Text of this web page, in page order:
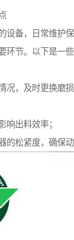
设备，日常维护
环节。以下是一
况，及时更换磨损
响出料效率；
的松紧度，确保动